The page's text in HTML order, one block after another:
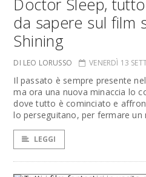
Doctor Sleep,
da sapere sul film
Shining
DI LEO LORUSSO VENERDÌ 13
Il passato è sempre presente
ma ora una nuova minaccia lo
dove tutto è cominciato e
lo perseguitano, per fermare un
LEGGI